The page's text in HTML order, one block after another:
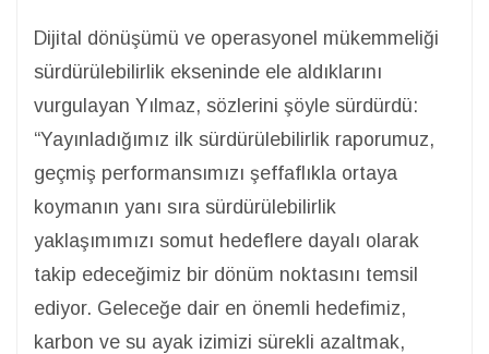
Dijital dönüşümü ve operasyonel mükemmeliği
sürdürülebilirlik ekseninde ele aldıklarını
vurgulayan Yılmaz, sözlerini şöyle sürdürdü:
“Yayınladığımız ilk sürdürülebilirlik raporumuz,
geçmiş performansımızı şeffaflıkla ortaya
koymanın yanı sıra sürdürülebilirlik
yaklaşımımızı somut hedeflere dayalı olarak
takip edeceğimiz bir dönüm noktasını temsil
ediyor. Geleceğe dair en önemli hedefimiz,
karbon ve su ayak izimizi sürekli azaltmak,